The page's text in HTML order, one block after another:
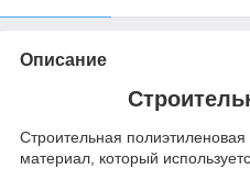
Описание
Строительная
материал, который